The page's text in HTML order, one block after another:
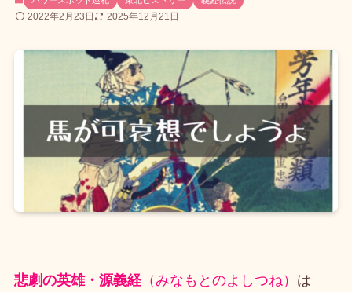
2022年2月23日 2025年12月21日
悲劇の英雄・源義経（みなもとのよしつね） は